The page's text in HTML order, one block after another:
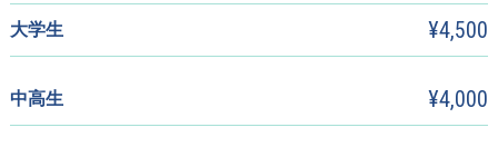
大学生 ¥4,500
中高生 ¥4,000